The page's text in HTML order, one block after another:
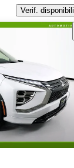
Verif.